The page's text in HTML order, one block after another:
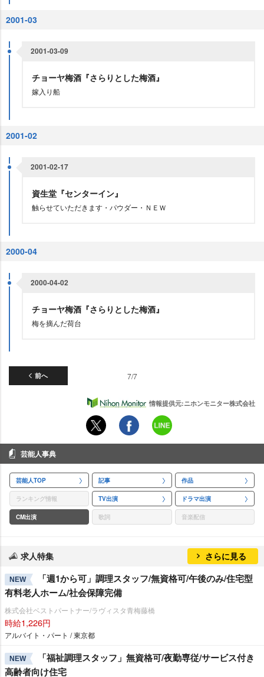
2001-03
2001-03-09
チョーヤ梅酒『さらりとした梅酒』
嫁入り船
2001-02
2001-02-17
資生堂『センターイン』
触らせていただきます・パウダー・ＮＥＷ
2000-04
2000-04-02
チョーヤ梅酒『さらりとした梅酒』
梅を摘んだ荷台
前へ 7/7
情報提供元:ニホンモニター株式会社
芸能人事典
芸能人TOP 記事 作品
ランキング情報 TV出演 ドラマ出演
CM出演 歌詞 音楽配信
求人特集 さらに見る
NEW
「週1から可」調理スタッフ/無資格可/午後のみ/住宅型
有料老人ホーム/社会保障完備
株式会社ベストパートナー/ラヴィスタ青梅藤橋
時給1,226円
アルバイト・パート / 東京都
NEW
「福祉調理スタッフ」無資格可/夜勤専従/サービス付き
高齢者向け住宅